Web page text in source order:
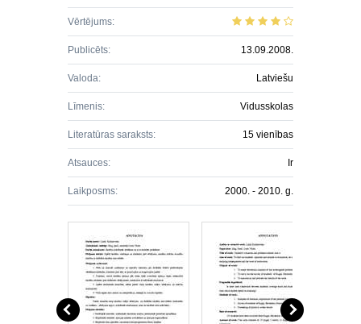
Vērtējums:
Publicēts: 13.09.2008.
Valoda: Latviešu
Līmenis: Vidusskolas
Literatūras saraksts: 15 vienības
Atsauces: Ir
Laikposms: 2000. - 2010. g.